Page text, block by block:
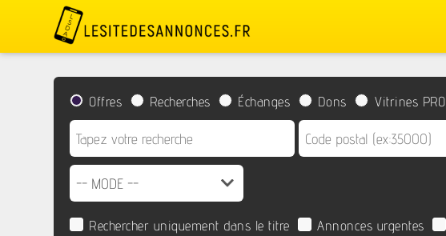
Offres Recherches Échanges Dons Vitrines PRO
Rechercher uniquement dans le titre Annonces urgentes